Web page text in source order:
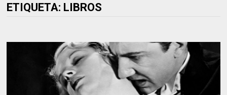
ETIQUETA: LIBROS